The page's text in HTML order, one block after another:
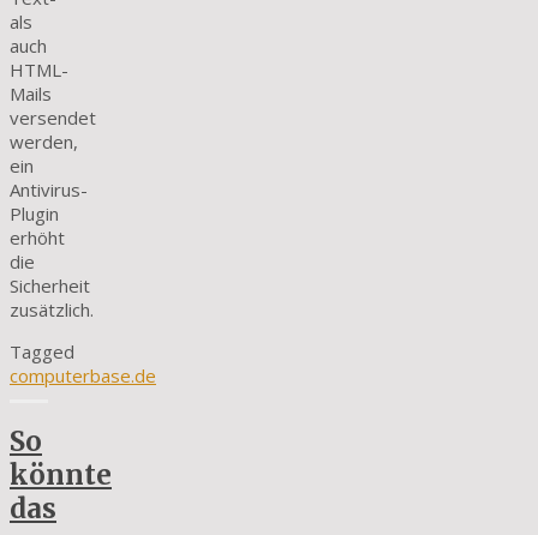
als
auch
HTML-
Mails
versendet
werden,
ein
Antivirus-
Plugin
erhöht
die
Sicherheit
zusätzlich.
Tagged
computerbase.de
So
könnte
das